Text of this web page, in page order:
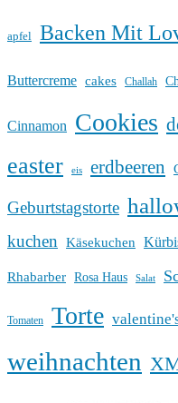
apfel Backen Mit
Buttercreme cakes Challah
Cinnamon Cookies
easter eis erdbeeren
Geburtstagstorte
kuchen Käsekuchen
Rhabarber Rosa Haus Salat
Tomaten Torte
weihnachten